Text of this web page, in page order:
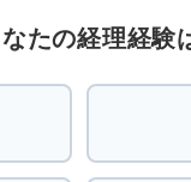
たの経理経験